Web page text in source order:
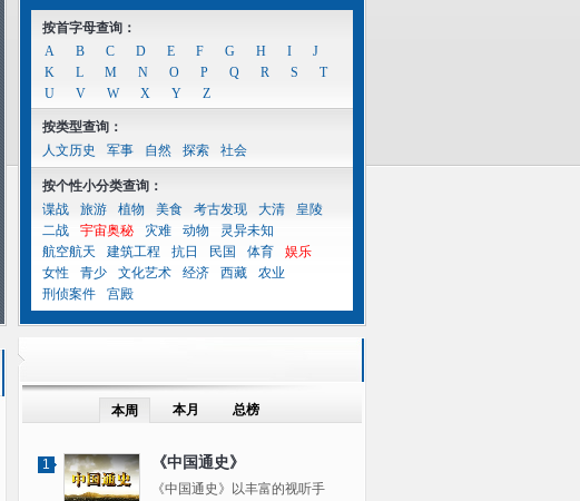
按首字母查询：
A
B C D E F G H I
J
K
L M N O P Q R S
T
U
V W X Y Z
按类型查询：
人文历史
军事 自然 探索 社会
按个性小分类查询：
谍战
旅游 植物 美食 考古发现 大清
皇陵
二战
宇宙奥秘 灾难 动物
灵异未知
航空航天
建筑工程 抗日 民国 体育
娱乐
女性
青少 文化艺术 经济 西藏
农业
刑侦案件
宫殿
本周 本月 总榜
1 《中国通史》
《中国通史》以丰富的视听手